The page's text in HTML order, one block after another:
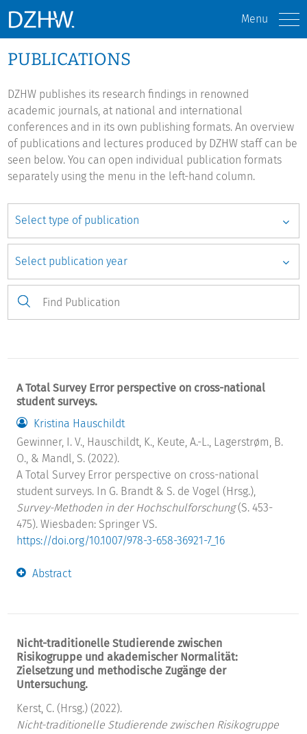
Menu
PUBLICATIONS
DZHW publishes its research findings in renowned
academic journals, at national and international
conferences and in its own publishing formats. An overview
of publications and lectures produced by DZHW staff can be
seen below. You can open individual publication formats
separately using the menu in the left-hand column.
A Total Survey Error perspective on cross-national
student surveys.
Kristina Hauschildt
Gewinner, I. V., Hauschildt, K., Keute, A.-L., Lagerstrøm, B.
O., & Mandl, S. (2022).
A Total Survey Error perspective on cross-national
student surveys. In G. Brandt & S. de Vogel (Hrsg.),
Survey-Methoden in der Hochschulforschung(S. 453-
475). Wiesbaden: Springer VS.
https://doi.org/10.1007/978-3-658-36921-7_16
Abstract
Nicht-traditionelle Studierende zwischen
Risikogruppe und akademischer Normalität:
Zielsetzung und methodische Zugänge der
Untersuchung.
Kerst, C. (Hrsg.) (2022).
Nicht-traditionelle Studierende zwischen Risikogruppe